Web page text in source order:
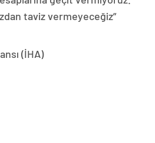
taviz vermeyeceğiz”
(İHA)